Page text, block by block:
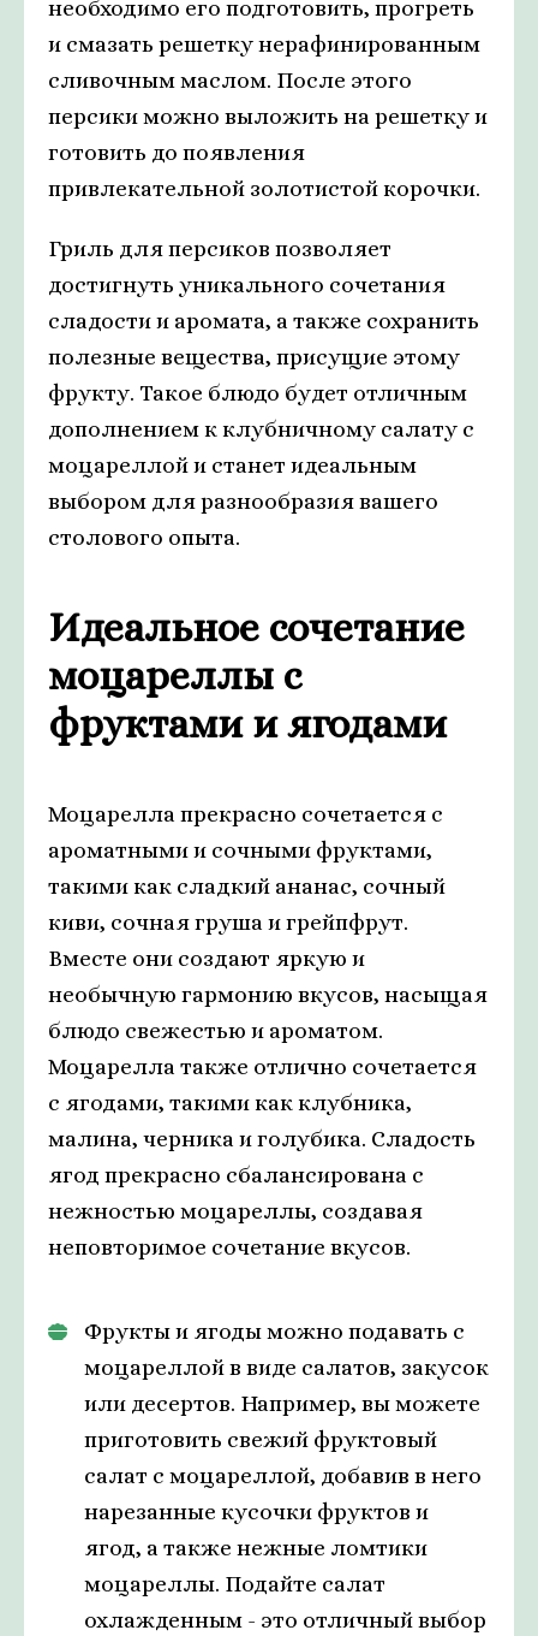
необходимо его подготовить, прогреть
и смазать решетку нерафинированным
сливочным маслом. После этого
персики можно выложить на решетку и
готовить до появления
привлекательной золотистой корочки.
Гриль для персиков позволяет
достигнуть уникального сочетания
сладости и аромата, а также сохранить
полезные вещества, присущие этому
фрукту. Такое блюдо будет отличным
дополнением к клубничному салату с
моцареллой и станет идеальным
выбором для разнообразия вашего
столового опыта.
Идеальное сочетание
моцареллы с
фруктами и ягодами
Моцарелла прекрасно сочетается с
ароматными и сочными фруктами,
такими как сладкий ананас, сочный
киви, сочная груша и грейпфрут.
Вместе они создают яркую и
необычную гармонию вкусов, насыщая
блюдо свежестью и ароматом.
Моцарелла также отлично сочетается
с ягодами, такими как клубника,
малина, черника и голубика. Сладость
ягод прекрасно сбалансирована с
нежностью моцареллы, создавая
неповторимое сочетание вкусов.
Фрукты и ягоды можно подавать с
моцареллой в виде салатов, закусок
или десертов. Например, вы можете
приготовить свежий фруктовый
салат с моцареллой, добавив в него
нарезанные кусочки фруктов и
ягод, а также нежные ломтики
моцареллы. Подайте салат
охлажденным - это отличный выбор